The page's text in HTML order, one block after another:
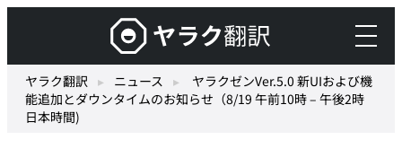
を
ヤ
ラ
ク
翻
ヤラク翻訳 ▸ ニュース ▸
ヤラクゼンVer.5.0 新UIおよび機
能追加とダウンタイムのお知らせ（8/19 午前10時 – 午後2時
日本時間)